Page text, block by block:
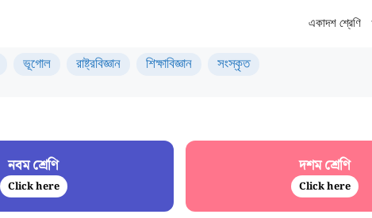
একাদশ শ্রেণি
ভূগোল রাষ্ট্রবিজ্ঞান শিক্ষাবিজ্ঞান সংস্কৃত
নবম শ্রেণি
Click here
দশম শ্রেণি
Click here